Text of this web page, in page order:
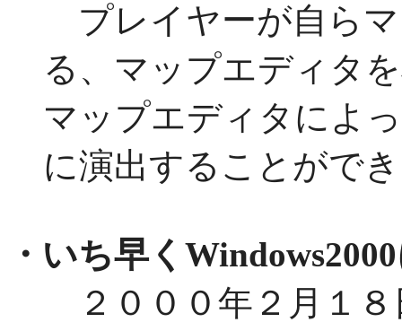
プレイヤーが自ら
る、マップエディタ
マップエディタによ
に演出することがで
・いち早く
２０００年２月１８